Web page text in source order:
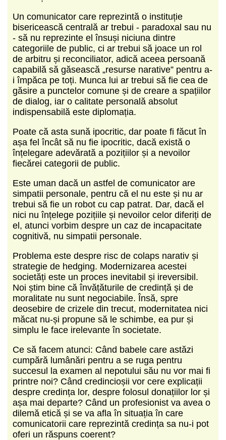
Un comunicator care reprezintă o instituție
bisericească centrală ar trebui - paradoxal sau nu
- să nu reprezinte el însuși niciuna dintre
categoriile de public, ci ar trebui să joace un rol
de arbitru și reconciliator, adică aceea persoană
capabilă să găsească „resurse narative” pentru a-
i împăca pe toți. Munca lui ar trebui să fie cea de
găsire a punctelor comune și de creare a spațiilor
de dialog, iar o calitate personală absolut
indispensabilă este diplomația.
Poate că asta sună ipocritic, dar poate fi făcut în
așa fel încât să nu fie ipocritic, dacă există o
înțelegare adevărată a pozițiilor și a nevoilor
fiecărei categorii de public.
Este uman dacă un astfel de comunicator are
simpatii personale, pentru că el nu este și nu ar
trebui să fie un robot cu cap patrat. Dar, dacă el
nici nu înțelege pozițiile și nevoilor celor diferiți de
el, atunci vorbim despre un caz de incapacitate
cognitivă, nu simpatii personale.
Problema este despre risc de colaps narativ și
strategie de hedging. Modernizarea acestei
societăți este un proces inevitabil și ireversibil.
Noi știm bine că învățăturile de credință și de
moralitate nu sunt negociabile. Însă, spre
deosebire de crizele din trecut, modernitatea nici
măcat nu-și propune să le schimbe, ea pur și
simplu le face irelevante în societate.
Ce să facem atunci: Când babele care astăzi
cumpără lumânări pentru a se ruga pentru
succesul la examen al nepotului său nu vor mai fi
printre noi? Când credincioșii vor cere explicații
despre credința lor, despre folosul donațiilor lor și
așa mai departe? Când un profesionist va avea o
dilemă etică și se va afla în situația în care
comunicatorii care reprezintă credința sa nu-i pot
oferi un răspuns coerent?